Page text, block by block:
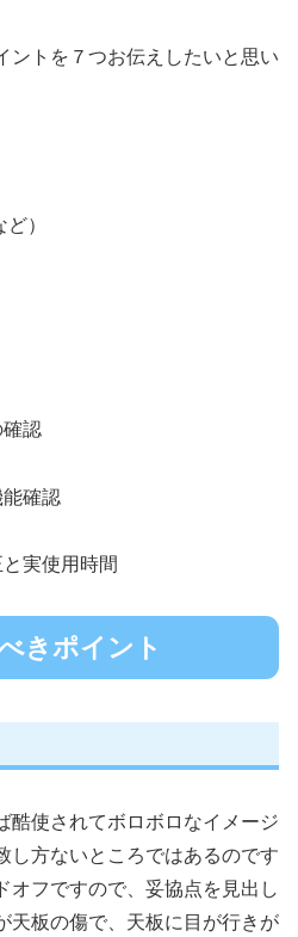
ントを７つお伝えしたいと思い
）
認
確認
実使用時間
きポイント
酷使されてボロボロなイメージ
し方ないところではあるのです
オフですので、妥協点を見出し
天板の傷で、天板に目が行きが